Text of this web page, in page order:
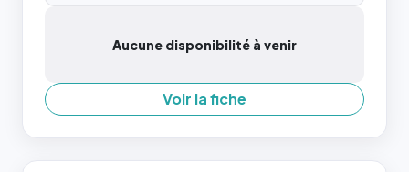
Aucune disponibilité à venir
Voir la fiche